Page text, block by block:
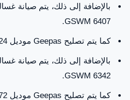
بالإضافة إلى ذلك، يتم صيانة
GSWM 6407.
كما يتم تصليح Geepas موديل AWRWE 124.
بالإضافة إلى ذلك، يتم صيانة
GSWM 6342.
كما يتم تصليح Geepas موديل GSWM 6472.